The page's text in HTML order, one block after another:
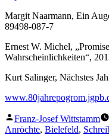
Margit Naarmann, Ein
89498-087-7
Ernest W. Michel,
Wahrscheinlichkeiten“,
Kurt Salinger, Nächstes
Veröffentlicht
von
Franz-Josef Wittstamm
Anröchte, Bielefeld,